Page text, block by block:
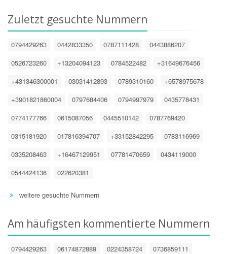
Zuletzt gesuchte Nummern
0794429263 0442833350 0787111428
0443886207
0526723260
+13204094123 0784522482
+31649676456
+431346300001
03031412893 0789310160
+6578975678
+3901821860004
0797684406 0794997979
0435778431
0774177766
0615087056 0445510142
0787769420
0315181920
017816394707 +33152842295
0783116969
0335208463
+16467129951 07781470659
0434119000
0544424136
022620381
weitere gesuchte Nummern
Am häufigsten kommentierte Nummern
0794429263 06174872889 0224358724
0736859111